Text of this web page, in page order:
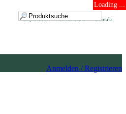
Loading ...
Kontakt
Datenschutz
Impressum
Anmelden / Registrieren